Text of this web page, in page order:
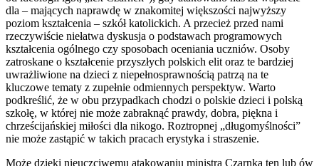
dla – mających naprawdę w znakomitej większości najwyższy
poziom kształcenia – szkół katolickich. A przecież przed nami
rzeczywiście niełatwa dyskusja o podstawach programowych
kształcenia ogólnego czy sposobach oceniania uczniów. Osoby
zatroskane o kształcenie przyszłych polskich elit oraz te bardziej
uwrażliwione na dzieci z niepełnosprawnością patrzą na te
kluczowe tematy z zupełnie odmiennych perspektyw. Warto
podkreślić, że w obu przypadkach chodzi o polskie dzieci i polską
szkołę, w której nie może zabraknąć prawdy, dobra, piękna i
chrześcijańskiej miłości dla nikogo. Roztropnej „długomyślności”
nie może zastąpić w takich pracach erystyka i straszenie.
Może dzięki nieuczciwemu atakowaniu ministra Czarnka ten lub ów